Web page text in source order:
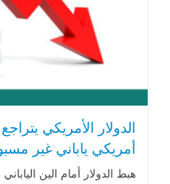
الدولار الأمريكي
أمريكي ياباني غير
هبط الدولار أمام الين